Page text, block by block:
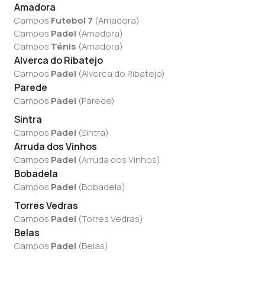
Amadora
Campos Futebol 7 (Amadora)
Campos Padel (Amadora)
Campos Ténis (Amadora)
Alverca do Ribatejo
Campos Padel (Alverca do Ribatejo)
Parede
Campos Padel (Parede)
Sintra
Campos Padel (Sintra)
Arruda dos Vinhos
Campos Padel (Arruda dos Vinhos)
Bobadela
Campos Padel (Bobadela)
Torres Vedras
Campos Padel (Torres Vedras)
Belas
Campos Padel (Belas)